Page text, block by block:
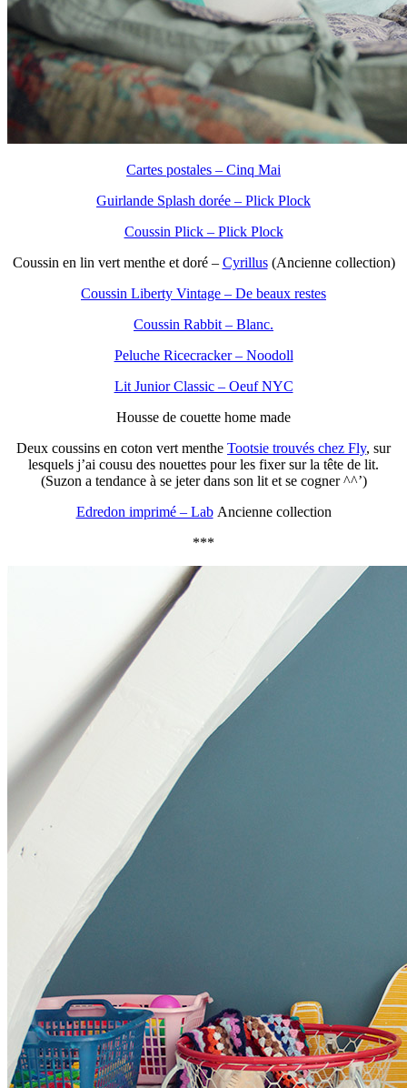
Cartes postales – Cinq Mai
Guirlande Splash dorée – Plick Plock
Coussin Plick – Plick Plock
Coussin en lin vert menthe et doré – Cyrillus(Ancienne collection)
Coussin Liberty Vintage – De beaux restes
Coussin Rabbit – Blanc.
Peluche Ricecracker – Noodoll
Lit Junior Classic – Oeuf NYC
Housse de couette home made
Deux coussins en coton vert menthe Tootsie trouvés chez Fly, sur
lesquels j’ai cousu des nouettes pour les fixer sur la tête de lit.
(Suzon a tendance à se jeter dans son lit et se cogner ^^’)
Edredon imprimé – LabAncienne collection
***